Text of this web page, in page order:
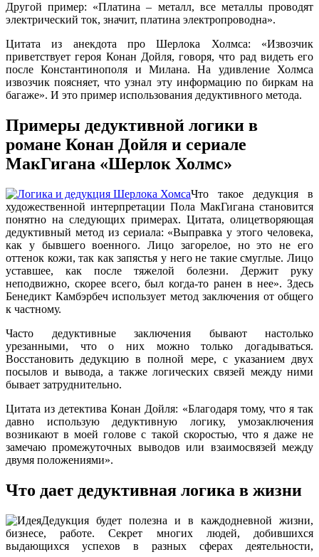
Другой пример: «Платина – металл, все металлы проводят
электрический ток, значит, платина электропроводна».
Цитата из анекдота про Шерлока Холмса: «Извозчик
приветствует героя Конан Дойля, говоря, что рад видеть его
после Константинополя и Милана. На удивление Холмса
извозчик поясняет, что узнал эту информацию по биркам на
багаже». И это пример использования дедуктивного метода.
Примеры дедуктивной логики в
романе Конан Дойля и сериале
МакГигана «Шерлок Холмс»
Что такое дедукция в
художественной интерпретации Пола МакГигана становится
понятно на следующих примерах. Цитата, олицетворяющая
дедуктивный метод из сериала: «Выправка у этого человека,
как у бывшего военного. Лицо загорелое, но это не его
оттенок кожи, так как запястья у него не такие смуглые. Лицо
уставшее, как после тяжелой болезни. Держит руку
неподвижно, скорее всего, был когда-то ранен в нее». Здесь
Бенедикт Камбэрбеч использует метод заключения от общего
к частному.
Часто дедуктивные заключения бывают настолько
урезанными, что о них можно только догадываться.
Восстановить дедукцию в полной мере, с указанием двух
посылов и вывода, а также логических связей между ними
бывает затруднительно.
Цитата из детектива Конан Дойля: «Благодаря тому, что я так
давно использую дедуктивную логику, умозаключения
возникают в моей голове с такой скоростью, что я даже не
замечаю промежуточных выводов или взаимосвязей между
двумя положениями».
Что дает дедуктивная логика в жизни
Дедукция будет полезна и в каждодневной жизни,
бизнесе, работе. Секрет многих людей, добившихся
выдающихся успехов в разных сферах деятельности,